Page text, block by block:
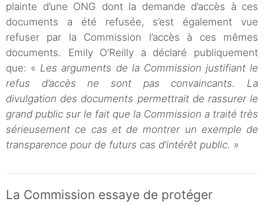
plainte d’une ONG dont la demande d’accès à ces
documents a été refusée, s’est également vue
refuser par la Commission l’accès à ces mêmes
documents. Emily O’Reilly a déclaré publiquement
que: « Les arguments de la Commission justifiant le
refus d’accès ne sont pas convaincants. La
divulgation des documents permettrait de rassurer le
grand public sur le fait que la Commission a traité très
sérieusement ce cas et de montrer un exemple de
transparence pour de futurs cas d’intérêt public. »
La Commission essaye de protéger